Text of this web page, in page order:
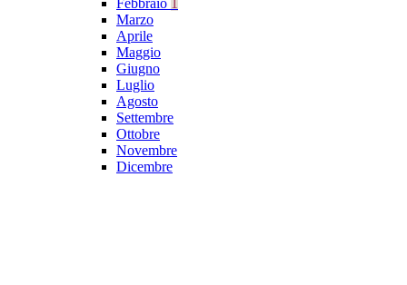
Febbraio
Marzo
Aprile
Maggio
Giugno
Luglio
Agosto
Settembre
Ottobre
Novembre
Dicembre